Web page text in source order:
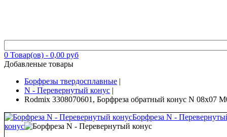
0 Товар(ов) - 0,00 руб
Добавленые товары
Борфрезы твердосплавные |
N - Перевернутый конус |
Rodmix 3308070601, Борфреза обратный конус N 08х07
Борфреза N -
конус